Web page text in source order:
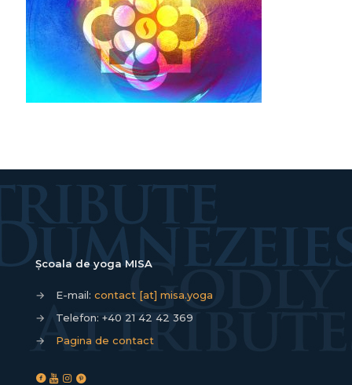
Școala de yoga MISA
→ E-mail: contact [at] misa.yoga
→
Telefon: +40 21 42 42 369
→
Pagina de contact